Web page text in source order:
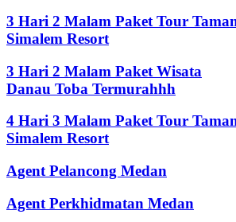
3 Hari 2 Malam Paket Tour
Simalem Resort
3 Hari 2 Malam Paket Wisata
Danau Toba Termurahhh
4 Hari 3 Malam Paket Tour
Simalem Resort
Agent Pelancong Medan
Agent Perkhidmatan Medan